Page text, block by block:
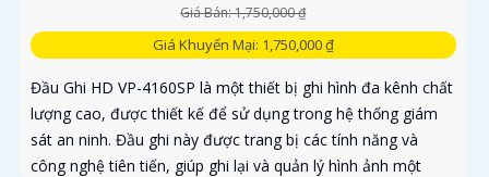
Giá Bán: 1,750,000 ₫
Giá Khuyến Mại: 1,750,000 ₫
Đầu Ghi HD VP-4160SP là một thiết bị ghi hình đa kênh chất
lượng cao, được thiết kế để sử dụng trong hệ thống giám
sát an ninh. Đầu ghi này được trang bị các tính năng và
công nghệ tiên tiến, giúp ghi lại và quản lý hình ảnh một